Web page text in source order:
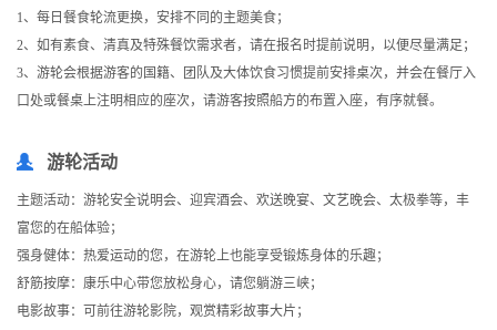
1、每日餐食轮流更换，安排不同的主题美食；
2、如有素食、清真及特殊餐饮需求者，请在报名时提前说明，以便尽量满足；
3、游轮会根据游客的国籍、团队及大体饮食习惯提前安排桌次，并会在餐厅入
口处或餐桌上注明相应的座次，请游客按照船方的布置入座，有序就餐。
游轮活动
主题活动：游轮安全说明会、迎宾酒会、欢送晚宴、文艺晚会、太极拳等，丰
富您的在船体验；
强身健体：热爱运动的您，在游轮上也能享受锻炼身体的乐趣；
舒筋按摩：康乐中心带您放松身心，请您躺游三峡；
电影故事：可前往游轮影院，观赏精彩故事大片；